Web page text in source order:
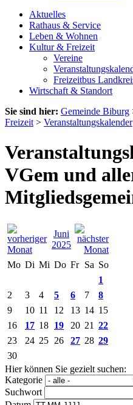
Aktuelles
Rathaus & Service
Leben & Wohnen
Kultur & Freizeit
Vereine
Freizeitbus
Wirtschaft & Standort
Sie sind hier: Gemeinde Biburg
Freizeit > Veranstaltungskalender
VGem und
Juni
2025
Mo Di Mi Do Fr Sa So
1
2
3 4 5 6 7
8
9
10 11 12 13 14 15
16
17 18 19 20 21 22
23
24 25 26 27 28 29
30
Hier können Sie gezielt suchen:
Kategorie
Suchwort